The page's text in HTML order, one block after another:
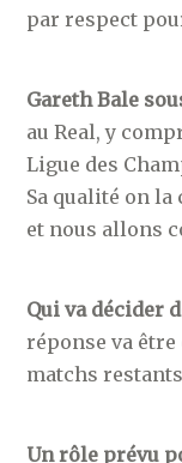
par respect
Gareth Bale
au Real, y
Ligue des
Sa qualité on
et nous allons
Qui va décider
réponse va
matchs
Un rôle prévu